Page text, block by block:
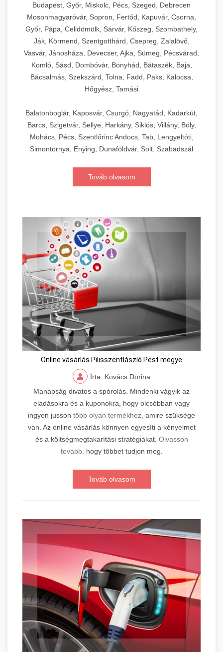
Budapest, Győr, Miskolc, Pécs, Szeged, Debrecen
Mosonmagyaróvár, Sopron, Fertőd, Kapuvár, Csorna,
Győr, Pápa, Celldömölk, Sárvár, Kőszeg, Szombathely,
Ják, Körmend, Szentgotthárd, Csepreg, Zalalövő,
Vasvár, Jánosháza, Devecser, Ajka, Sümeg, Pécsvárad,
Komló, Sásd, Dombóvár, Bonyhád, Bátaszék, Baja,
Bácsalmás, Szekszárd, Tolna, Fadd, Paks, Kalocsa,
Hőgyész, Tamási
Balatonboglár, Kaposvár, Csurgó, Nagyatád, Kadarkút,
Barcs, Szigetvár, Sellye, Harkány, Siklós, Villány, Bóly,
Mohács, Pécs, Szentlőrinc Andocs, Tab, Lengyeltóti,
Simontornya, Enying, Dunaföldvár, Solt, Szabadszál
Továb olvasom
Online vásárlás Pilisszentlászló Pest megye
Írta: Kovács Dorina
Manapság divatos a spórolás. Mindenki vágyik az
eladásokra és a kuponokra, hogy olcsóbban vagy
ingyen jusson több olyan termékhez, amire szüksége
van. Az online vásárlás könnyen egyesíti a kényelmet
és a költségmegtakarítási stratégiákat. Olvasson
tovább, hogy többet tudjon meg.
Továb olvasom